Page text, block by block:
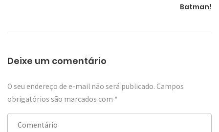
Batman!
Deixe um comentário
O seu endereço de e-mail não será publicado. Campos
obrigatórios são marcados com *